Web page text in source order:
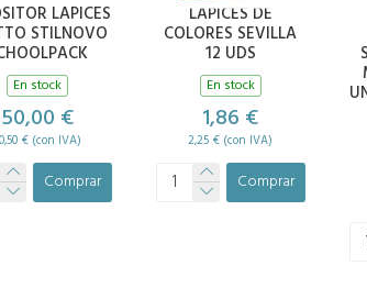
LAPICES
STILNOVO
En stock
50,00 €
€ (con IVA)
Comprar
LAPICES DE
COLORES SEVILLA
12 UDS
En stock
1,86 €
2,25 € (con IVA)
Comprar